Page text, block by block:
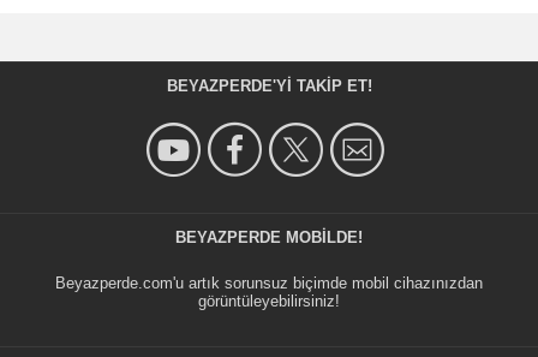
BEYAZPERDE'YI TAKIP ET!
BEYAZPERDE MOBILDE!
Beyazperde.com'u artık sorunsuz biçimde mobil cihazınızdan
görüntüleyebilirsiniz!